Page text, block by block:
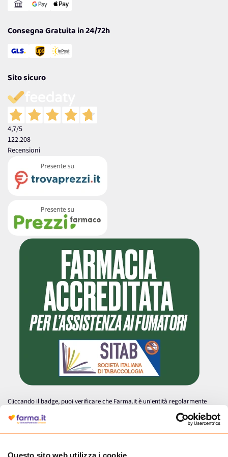
Questo sito web utilizza i cookie
Consegna Gratuita in 24/72h
Sito sicuro
4,7/5
122.208
Recensioni
Cliccando il badge, puoi verificare che Farma.it è un'entità regolarmente
autorizzata dal Ministero della Salute a effettuare la vendita online di
medicinali.